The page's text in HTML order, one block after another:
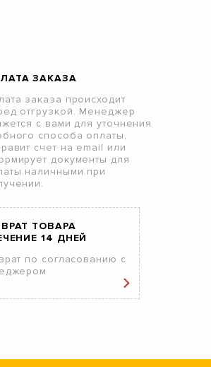
ЗАКАЗА
заказа происходит
отгрузкой. Менеджер
с вами для уточнения
способа оплаты,
счет на email или
документы для
наличными при
ТОВАРА
14 ДНЕЙ
по согласованию с